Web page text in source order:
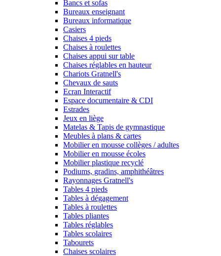
Bancs et sofas
Bureaux enseignant
Bureaux informatique
Casiers
Chaises 4 pieds
Chaises à roulettes
Chaises appui sur table
Chaises réglables en hauteur
Chariots Gratnell's
Chevaux de sauts
Ecran Interactif
Espace documentaire & CDI
Estrades
Jeux en liège
Matelas & Tapis de gymnastique
Meubles à plans & cartes
Mobilier en mousse collèges / adultes
Mobilier en mousse écoles
Mobilier plastique recyclé
Podiums, gradins, amphithéâtres
Rayonnages Gratnell's
Tables 4 pieds
Tables à dégagement
Tables à roulettes
Tables pliantes
Tables réglables
Tables scolaires
Tabourets
Chaises scolaires